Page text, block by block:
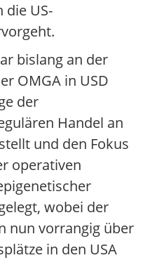
die US-
bislang an der
OMGA in USD
der
Handel an
und den Fokus
operativen
wobei der
nun vorrangig über
in den USA